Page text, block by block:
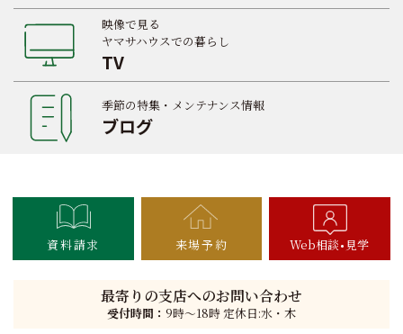
映像で見る
ヤマサハウスでの暮らし
TV
季節の特集・メンテナンス情報
ブログ
資料請求 来場予約 Web相談 見学
最寄りの支店へのお問い合わせ
受付時間： 9時〜18時 定休日:水・木